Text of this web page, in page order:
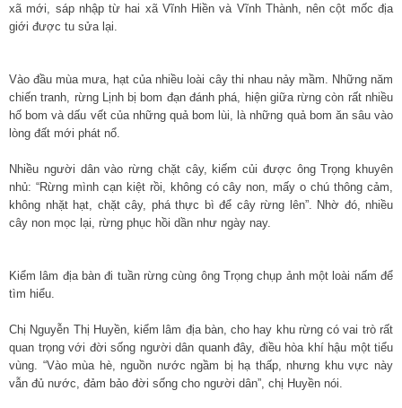
xã mới, sáp nhập từ hai xã Vĩnh Hiền và Vĩnh Thành, nên cột mốc địa
giới được tu sửa lại.
Vào đầu mùa mưa, hạt của nhiều loài cây thi nhau nảy mầm. Những năm
chiến tranh, rừng Lịnh bị bom đạn đánh phá, hiện giữa rừng còn rất nhiều
hố bom và dấu vết của những quả bom lùi, là những quả bom ăn sâu vào
lòng đất mới phát nổ.
Nhiều người dân vào rừng chặt cây, kiếm củi được ông Trọng khuyên
nhủ: “Rừng mình cạn kiệt rồi, không có cây non, mấy o chú thông cảm,
không nhặt hạt, chặt cây, phá thực bì để cây rừng lên”. Nhờ đó, nhiều
cây non mọc lại, rừng phục hồi dần như ngày nay.
Kiểm lâm địa bàn đi tuần rừng cùng ông Trọng chụp ảnh một loài nấm để
tìm hiểu.
Chị Nguyễn Thị Huyền, kiểm lâm địa bàn, cho hay khu rừng có vai trò rất
quan trọng với đời sống người dân quanh đây, điều hòa khí hậu một tiểu
vùng. “Vào mùa hè, nguồn nước ngầm bị hạ thấp, nhưng khu vực này
vẫn đủ nước, đảm bảo đời sống cho người dân”, chị Huyền nói.